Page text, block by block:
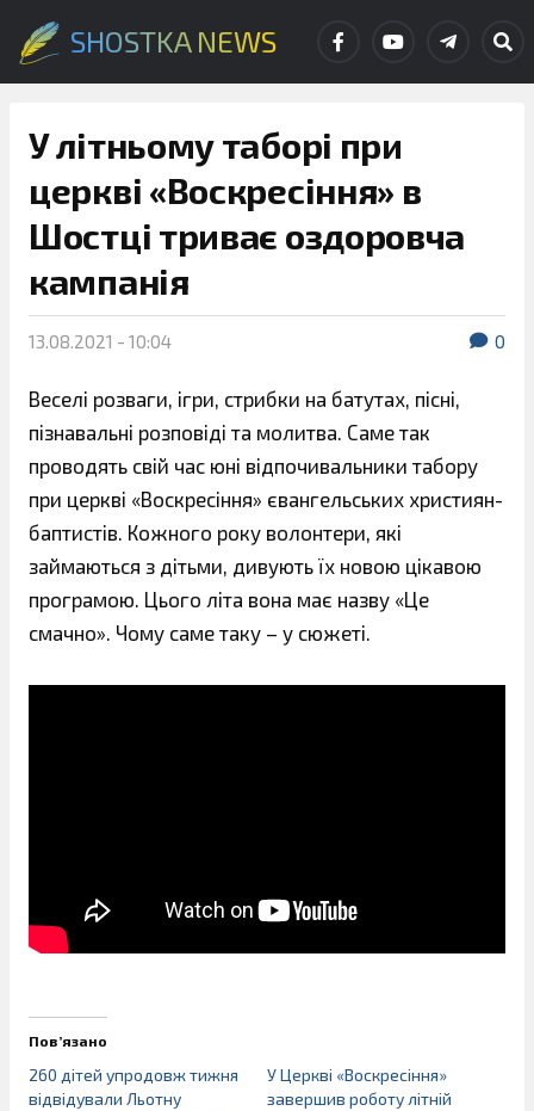
SHOSTKA NEWS
У літньому таборі при
церкві «Воскресіння» в
Шостці триває оздоровча
кампанія
13.08.2021 - 10:04 0
Веселі розваги, ігри, стрибки на батутах, пісні,
пізнавальні розповіді та молитва. Саме так
проводять свій час юні відпочивальники табору
при церкві «Воскресіння» євангельських християн-
баптистів. Кожного року волонтери, які
займаються з дітьми, дивують їх новою цікавою
програмою. Цього літа вона має назву «Це
смачно». Чому саме таку – у сюжеті.
Пов’язано
260 дітей упродовж тижня
відвідували Льотну
У Церкві «Воскресіння»
завершив роботу літній